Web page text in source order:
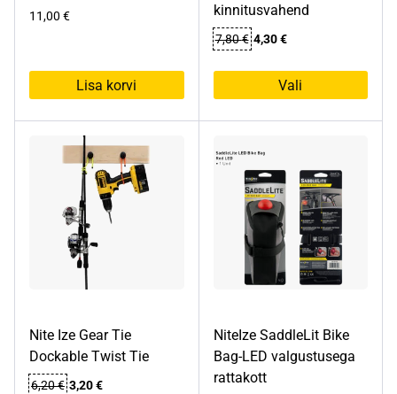
11,00 €
Lisa korvi
kinnitusvahend
7,80€ Algne
oli:
7,80 €.
4,30€Praegune
on:
4,30 €.
Vali
on
varianti.
Valikuid
tootelehel.
Nite Ize Gear Tie
Dockable Twist Tie
6,20€ Algne
3,20€Praegune
NiteIze SaddleLit Bike
Bag-LED valgustusega
rattakott